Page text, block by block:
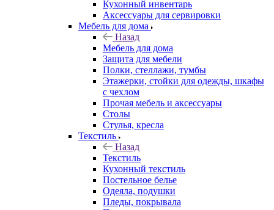
Кухонный инвентарь
Аксессуары для сервировки
Мебель для дома
Назад
Мебель для дома
Защита для мебели
Полки, стеллажи, тумбы
Этажерки, стойки для одежды, шкафы
с чехлом
Прочая мебель и аксессуары
Столы
Стулья, кресла
Текстиль
Назад
Текстиль
Кухонный текстиль
Постельное белье
Одеяла, подушки
Пледы, покрывала